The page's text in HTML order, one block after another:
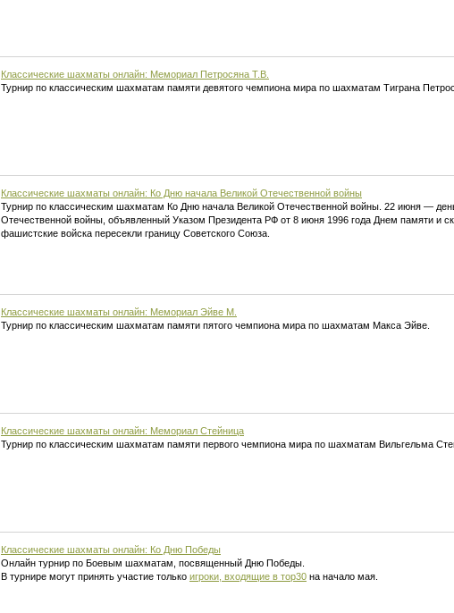
Классические шахматы онлайн: Мемориал Петросяна Т.В.
Турнир по классическим шахматам памяти девятого чемпиона мира по шахматам Тиграна
Классические шахматы онлайн: Ко Дню начала Великой Отечественной войны
Турнир по классическим шахматам Ко Дню начала Великой Отечественной войны. 22 июня —
Отечественной войны, объявленный Указом Президента РФ от 8 июня 1996 года Днем памяти и
фашистские войска пересекли границу Советского Союза.
Классические шахматы онлайн: Мемориал Эйве М.
Турнир по классическим шахматам памяти пятого чемпиона мира по шахматам Макса Эйве.
Классические шахматы онлайн: Мемориал Стейница
Турнир по классическим шахматам памяти первого чемпиона мира по шахматам Вильгельма
Классические шахматы онлайн: Ко Дню Победы
Онлайн турнир по Боевым шахматам, посвященный Дню Победы.
В турнире могут принять участие только игроки, входящие в тор30 на начало мая.